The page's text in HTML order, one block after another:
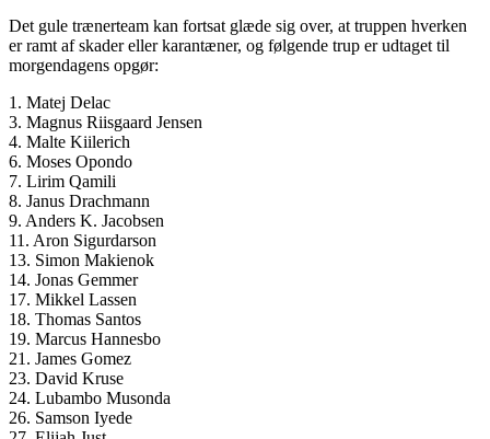
Det gule trænerteam kan fortsat glæde sig over, at truppen hverken
er ramt af skader eller karantæner, og følgende trup er udtaget til
morgendagens opgør:
1. Matej Delac
3. Magnus Riisgaard Jensen
4. Malte Kiilerich
6. Moses Opondo
7. Lirim Qamili
8. Janus Drachmann
9. Anders K. Jacobsen
11. Aron Sigurdarson
13. Simon Makienok
14. Jonas Gemmer
17. Mikkel Lassen
18. Thomas Santos
19. Marcus Hannesbo
21. James Gomez
23. David Kruse
24. Lubambo Musonda
26. Samson Iyede